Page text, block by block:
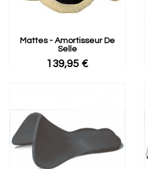
Mattes - Amortisseur De
Selle
139,95 €